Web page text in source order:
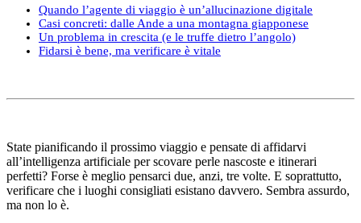
Quando l’agente di viaggio è un’allucinazione digitale
Casi concreti: dalle Ande a una montagna giapponese
Un problema in crescita (e le truffe dietro l’angolo)
Fidarsi è bene, ma verificare è vitale
State pianificando il prossimo viaggio e pensate di affidarvi
all’intelligenza artificiale per scovare perle nascoste e itinerari
perfetti? Forse è meglio pensarci due, anzi, tre volte. E soprattutto,
verificare che i luoghi consigliati esistano davvero. Sembra assurdo,
ma non lo è.